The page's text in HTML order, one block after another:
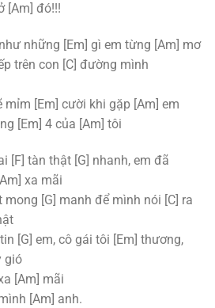
[Am] đó!!!
những [Em] gì em từng [Am] mơ
trên con [C] đường mình
mỉm [Em] cười khi gặp [Am] em
[Em] 4 của [Am] tôi
[F] tàn thật [G] nhanh, em đã
xa mãi
mong [G] manh để mình nói [C] ra
[G] em, cô gái tôi [Em] thương,
gió
[Am] mãi
[Am] anh.